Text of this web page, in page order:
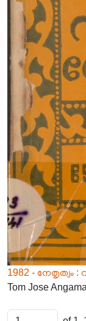
1982 - നേതൃത്വം
Tom Jose